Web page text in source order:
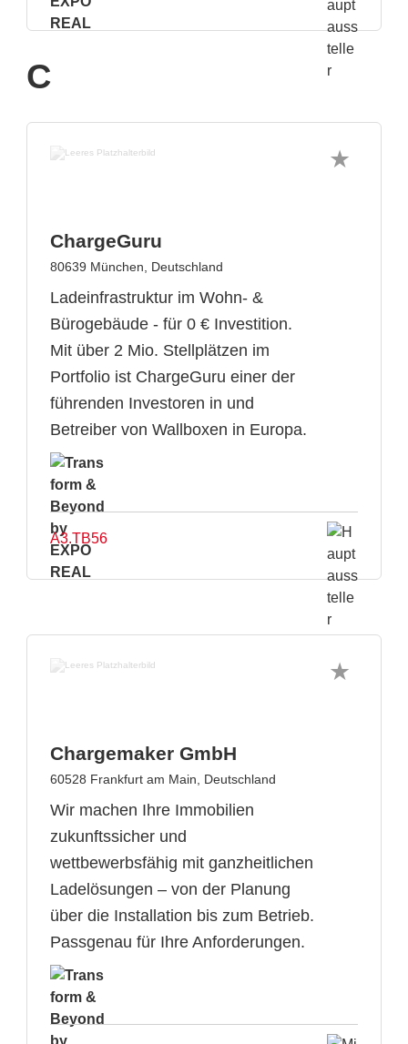
C
ChargeGuru
80639 München, Deutschland
Ladeinfrastruktur im Wohn- &
Bürogebäude - für 0 € Investition.
Mit über 2 Mio. Stellplätzen im
Portfolio ist ChargeGuru einer der
führenden Investoren in und
Betreiber von Wallboxen in Europa.
A3.TB56
Chargemaker GmbH
60528 Frankfurt am Main, Deutschland
Wir machen Ihre Immobilien
zukunftssicher und
wettbewerbsfähig mit ganzheitlichen
Ladelösungen – von der Planung
über die Installation bis zum Betrieb.
Passgenau für Ihre Anforderungen.